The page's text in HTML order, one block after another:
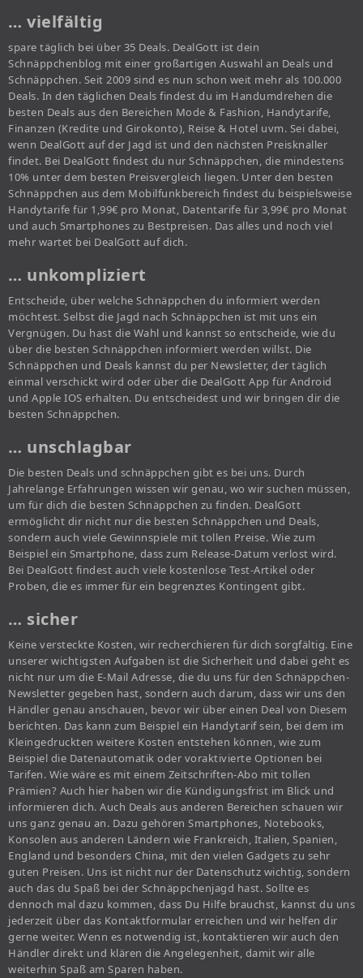
… vielfältig
spare täglich bei über 35 Deals. DealGott ist dein
Schnäppchenblog mit einer großartigen Auswahl an Deals und
Schnäppchen. Seit 2009 sind es nun schon weit mehr als 100.000
Deals. In den täglichen Deals findest du im Handumdrehen die
besten Deals aus den Bereichen Mode & Fashion, Handytarife,
Finanzen (Kredite und Girokonto), Reise & Hotel uvm. Sei dabei,
wenn DealGott auf der Jagd ist und den nächsten Preisknaller
findet. Bei DealGott findest du nur Schnäppchen, die mindestens
10% unter dem besten Preisvergleich liegen. Unter den besten
Schnäppchen aus dem Mobilfunkbereich findest du beispielsweise
Handytarife für 1,99€ pro Monat, Datentarife für 3,99€ pro Monat
und auch Smartphones zu Bestpreisen. Das alles und noch viel
mehr wartet bei DealGott auf dich.
… unkompliziert
Entscheide, über welche Schnäppchen du informiert werden
möchtest. Selbst die Jagd nach Schnäppchen ist mit uns ein
Vergnügen. Du hast die Wahl und kannst so entscheide, wie du
über die besten Schnäppchen informiert werden willst. Die
Schnäppchen und Deals kannst du per Newsletter, der täglich
einmal verschickt wird oder über die DealGott App für Android
und Apple IOS erhalten. Du entscheidest und wir bringen dir die
besten Schnäppchen.
… unschlagbar
Die besten Deals und schnäppchen gibt es bei uns. Durch
Jahrelange Erfahrungen wissen wir genau, wo wir suchen müssen,
um für dich die besten Schnäppchen zu finden. DealGott
ermöglicht dir nicht nur die besten Schnäppchen und Deals,
sondern auch viele Gewinnspiele mit tollen Preise. Wie zum
Beispiel ein Smartphone, dass zum Release-Datum verlost wird.
Bei DealGott findest auch viele kostenlose Test-Artikel oder
Proben, die es immer für ein begrenztes Kontingent gibt.
… sicher
Keine versteckte Kosten, wir recherchieren für dich sorgfältig. Eine
unserer wichtigsten Aufgaben ist die Sicherheit und dabei geht es
nicht nur um die E-Mail Adresse, die du uns für den Schnäppchen-
Newsletter gegeben hast, sondern auch darum, dass wir uns den
Händler genau anschauen, bevor wir über einen Deal von Diesem
berichten. Das kann zum Beispiel ein Handytarif sein, bei dem im
Kleingedruckten weitere Kosten entstehen können, wie zum
Beispiel die Datenautomatik oder voraktivierte Optionen bei
Tarifen. Wie wäre es mit einem Zeitschriften-Abo mit tollen
Prämien? Auch hier haben wir die Kündigungsfrist im Blick und
informieren dich. Auch Deals aus anderen Bereichen schauen wir
uns ganz genau an. Dazu gehören Smartphones, Notebooks,
Konsolen aus anderen Ländern wie Frankreich, Italien, Spanien,
England und besonders China, mit den vielen Gadgets zu sehr
guten Preisen. Uns ist nicht nur der Datenschutz wichtig, sondern
auch das du Spaß bei der Schnäppchenjagd hast. Sollte es
dennoch mal dazu kommen, dass Du Hilfe brauchst, kannst du uns
jederzeit über das Kontaktformular erreichen und wir helfen dir
gerne weiter. Wenn es notwendig ist, kontaktieren wir auch den
Händler direkt und klären die Angelegenheit, damit wir alle
weiterhin Spaß am Sparen haben.